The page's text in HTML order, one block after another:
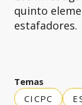
quinto
estafadores.
Temas
CICPC